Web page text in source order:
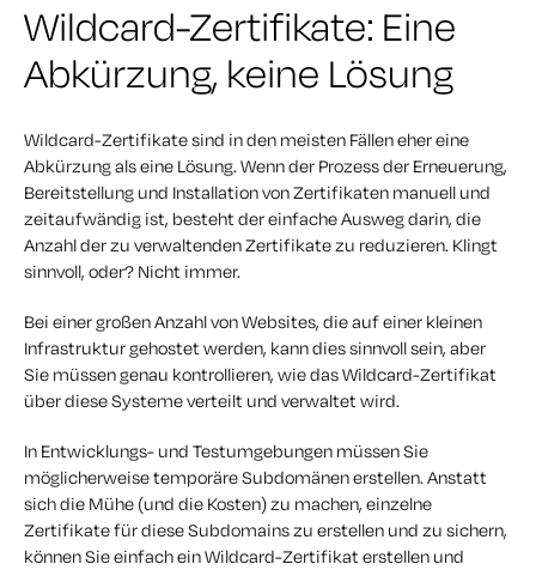
Wildcard-Zertifikate: Eine
Abkürzung, keine Lösung
Wildcard-Zertifikate sind in den meisten Fällen eher eine
Abkürzung als eine Lösung. Wenn der Prozess der Erneuerung,
Bereitstellung und Installation von Zertifikaten manuell und
zeitaufwändig ist, besteht der einfache Ausweg darin, die
Anzahl der zu verwaltenden Zertifikate zu reduzieren. Klingt
sinnvoll, oder? Nicht immer.
Bei einer großen Anzahl von Websites, die auf einer kleinen
Infrastruktur gehostet werden, kann dies sinnvoll sein, aber
Sie müssen genau kontrollieren, wie das Wildcard-Zertifikat
über diese Systeme verteilt und verwaltet wird.
In Entwicklungs- und Testumgebungen müssen Sie
möglicherweise temporäre Subdomänen erstellen. Anstatt
sich die Mühe (und die Kosten) zu machen, einzelne
Zertifikate für diese Subdomains zu erstellen und zu sichern,
können Sie einfach ein Wildcard-Zertifikat erstellen und